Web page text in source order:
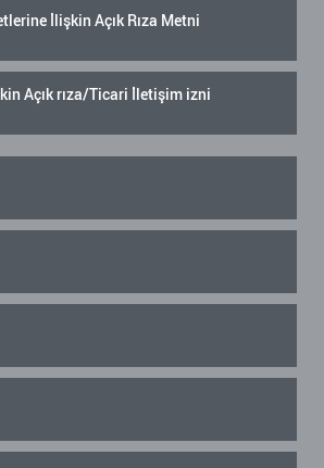
İlişkin Açık Rıza Metni
Açık rıza/Ticari İletişim izni